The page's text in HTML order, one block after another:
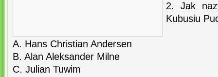
2. Jak
Kubusiu
A. Hans Christian Andersen
B. Alan Aleksander Milne
C. Julian Tuwim